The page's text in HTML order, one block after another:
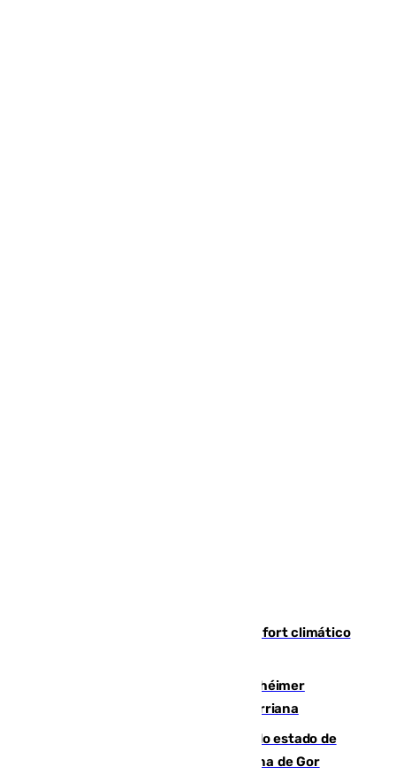
Málaga contabiliza 148 zonas de confort climático
Hallan sin vida al granadino con Alzhéimer
desaparecido hace una semana en Churriana
Encuentran un cadáver en avanzado estado de
descomposición en la localidad granadina de Gor